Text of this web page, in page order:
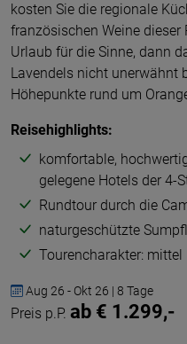
kosten Sie die regionale
französischen Weine
Urlaub für die Sinne, dann
Lavendels nicht unerwähnt
Höhepunkte rund um
Reisehighlights:
komfortable,
gelegene Hotels der 4-
Rundtour durch die
naturgeschützte
Tourencharakter: mittel
Aug 26 - Okt 26 | 8 Tage
Preis p.P. ab € 1.299,-